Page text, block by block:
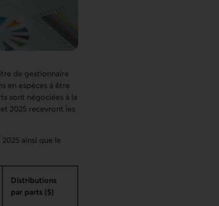
de gestionnaire
en espèces à être
sont négociées à la
2025 recevront les
ainsi que le
Distributions
par parts ($)